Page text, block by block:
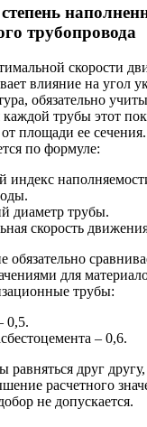
трубопровода
скорости
влияние на угол
обязательно
трубы этот
площади ее
по формуле:
индекс
диаметр трубы.
скорость
обязательно
для
трубы:
0,5.
– 0,6.
друг
расчетного
не допускается.